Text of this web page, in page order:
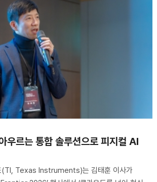
우르는 통합 솔루션으로 피지컬 AI
(TI, Texas Instruments)는 김태훈 이사가